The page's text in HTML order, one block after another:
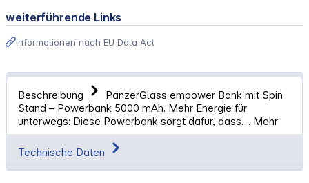
weiterführende Links
Informationen nach EU Data Act
Beschreibung
PanzerGlass empower Bank mit Spin
Stand – Powerbank 5000 mAh. Mehr Energie für
unterwegs: Diese Powerbank sorgt dafür, dass… Mehr
Technische Daten